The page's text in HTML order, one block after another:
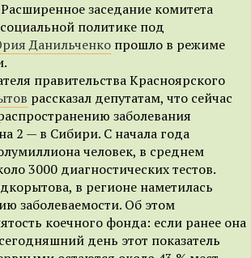
заседание комитета
политике под
Данильченко прошло в режиме
правительства Красноярского
рассказал депутатам, что сейчас
заболевания
2 — в Сибири. С начала года
человек, в среднем
3000 диагностических тестов.
в регионе наметилась
заболеваемости. Об этом
коечного фонда: если ранее она
день этот показатель